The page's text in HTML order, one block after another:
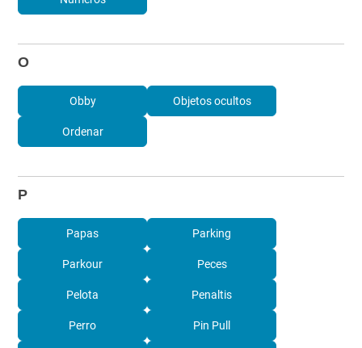
O
Obby Objetos ocultos
Ordenar
P
Papas Parking
Parkour Peces
Pelota Penaltis
Perro Pin Pull